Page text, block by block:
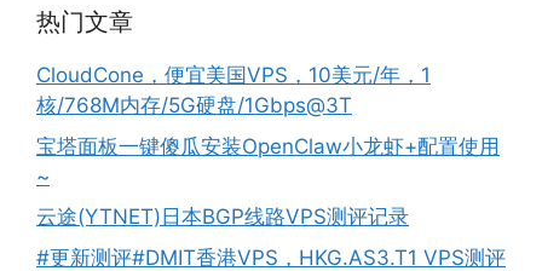
热门文章
CloudCone，便宜美国VPS，10美元/年，1
核/768M内存/5G硬盘/1Gbps@3T
宝塔面板一键傻瓜安装OpenClaw小龙虾+配置使用
~
云途(YTNET)日本BGP线路VPS测评记录
#更新测评#DMIT香港VPS，HKG.AS3.T1 VPS测评